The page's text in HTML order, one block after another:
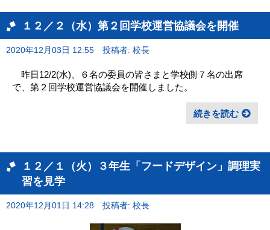
１２／２（水）第２回学校運営協議会を開催
2020年12月03日 12:55 投稿者: 校長
昨日12/2(水)、６名の委員の皆さまと学校側７名の出席
で、第２回学校運営協議会を開催しました。
続きを読む
１２／１（火）３年生「フードデザイン」調理実
習を見学
2020年12月01日 14:28 投稿者: 校長